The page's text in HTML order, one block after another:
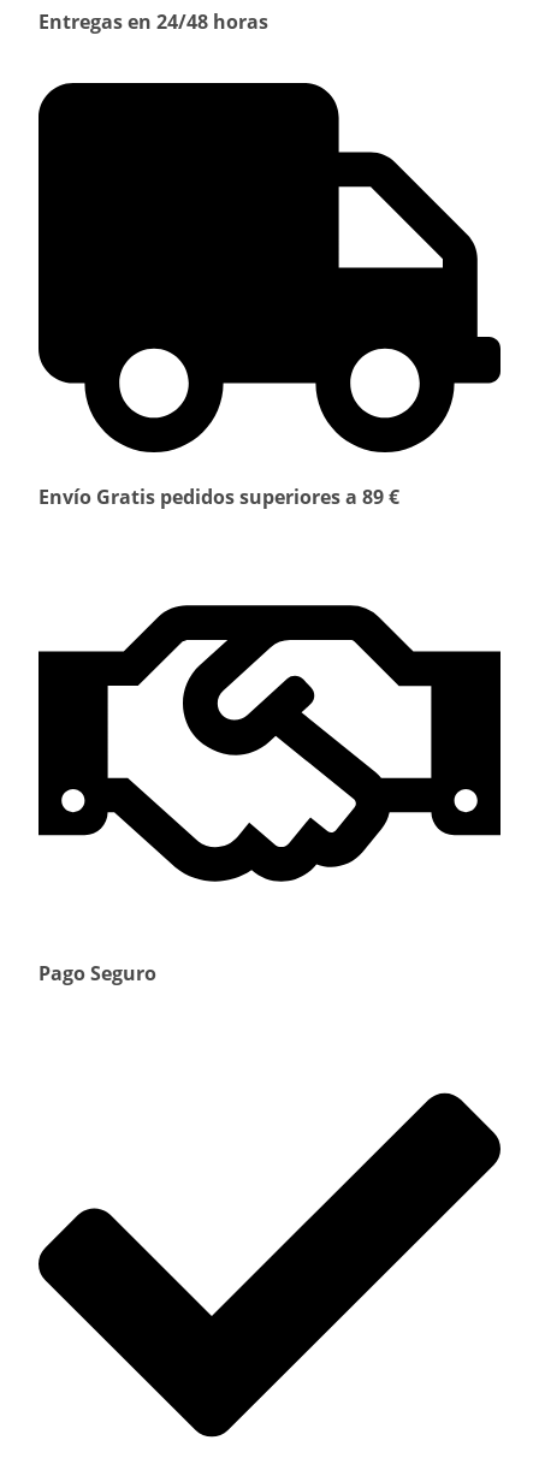
Entregas en 24/48 horas
Envío Gratis pedidos superiores a 89 €
Pago Seguro